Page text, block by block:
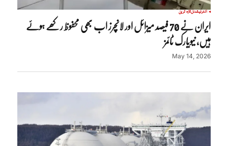
انٹرنیشنلتازہ ترین
ایران نے 70 فیصد میزائل اور لانچرز اب بھی محفوظ رکھے ہوئے
ہیں، نیویارک ٹائمز
May 14, 2026